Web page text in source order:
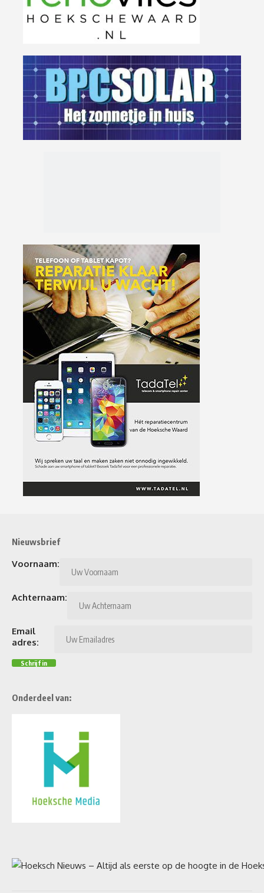
Nieuwsbrief
Voornaam:
Achternaam:
Email
adres:
Onderdeel van: